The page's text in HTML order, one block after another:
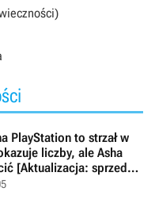
PlayStation to strzał w
liczby, ale Asha
[Aktualizacja: sprzedaż